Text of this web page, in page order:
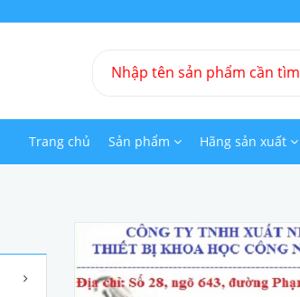
Trang chủ Sản phẩm Hãng sản xuất